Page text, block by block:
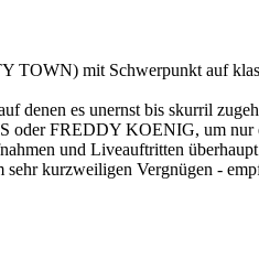
mit Schwerpunkt auf
denen es unernst bis skurril
FREDDY KOENIG, um nur
und Liveauftritten
sehr kurzweiligen Vergnügen -